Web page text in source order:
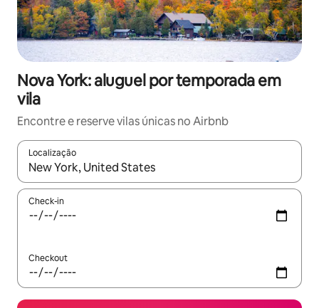
Nova York: aluguel por temporada em
vila
Encontre e reserve vilas únicas no Airbnb
Localização
Quando os resultados estiverem disponíveis, explore-os
Check-in
Checkout